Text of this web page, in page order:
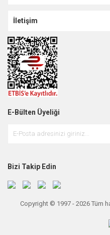
İletişim
E-Bülten Üyeliği
Bizi Takip Edin
Copyright © 1997 - 2026 Tüm